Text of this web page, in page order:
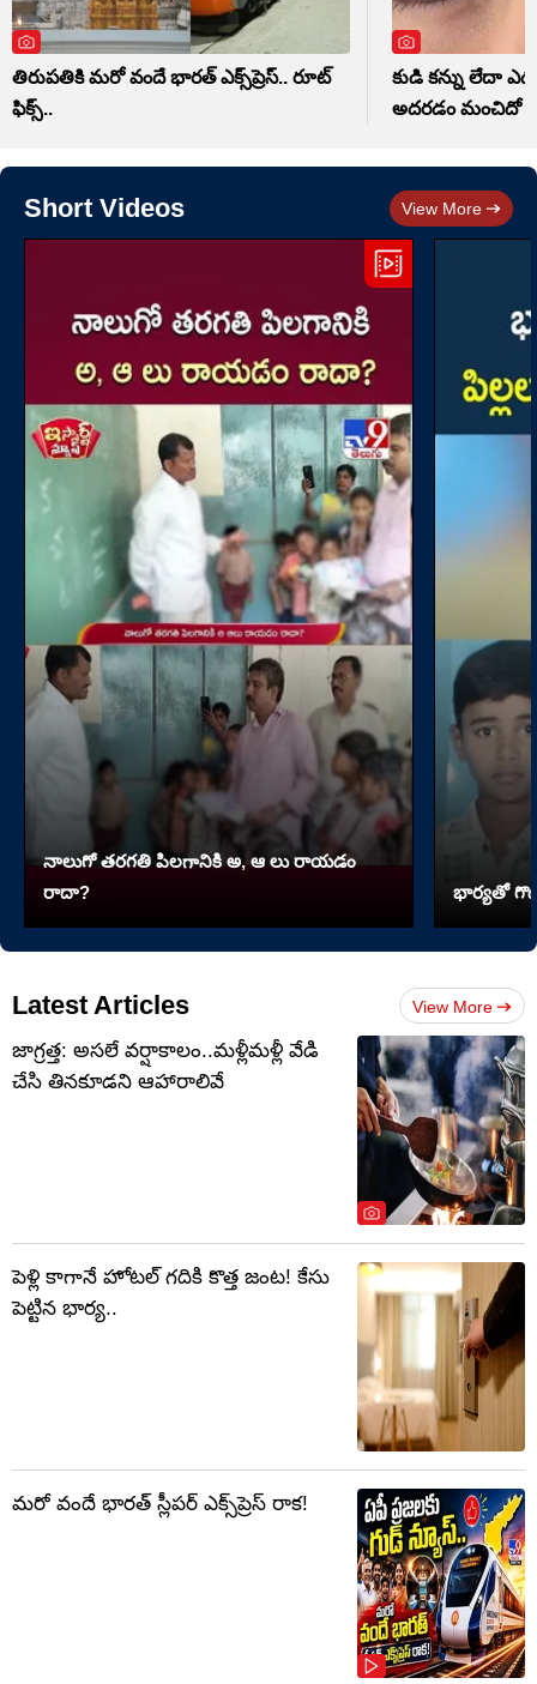
తిరుపతికి మరో వందే భారత్ ఎక్స్‌ప్రెస్.. రూట్
ఫిక్స్..
కుడి కన్ను లేదా
అదరడం మంచిదో
Short Videos View More
నాలుగో త‌ర‌గతి పిలగానికి అ, ఆ లు రాయ‌డం
రాదా?
భార్యతో
Latest Articles View More
జాగ్రత్త: అసలే వర్షాకాలం..మళ్లీమళ్లీ వేడి
చేసి తినకూడని ఆహారాలివే
పెళ్లి కాగానే హోటల్ గదికి కొత్త జంట! కేసు
పెట్టిన భార్య..
మరో వందే భారత్ స్లీపర్ ఎక్స్‌ప్రెస్ రాక!